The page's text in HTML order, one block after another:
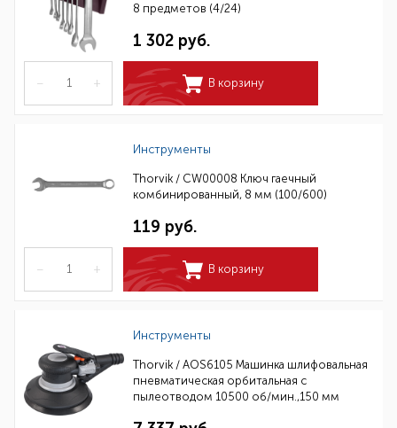
8 предметов (4/24)
1 302 руб.
– + В корзину
Инструменты
Thorvik / CW00008 Ключ гаечный
комбинированный, 8 мм (100/600)
119 руб.
– + В корзину
Инструменты
Thorvik / AOS6105 Машинка шлифовальная
пневматическая орбитальная с
пылеотводом 10500 об/мин.,150 мм